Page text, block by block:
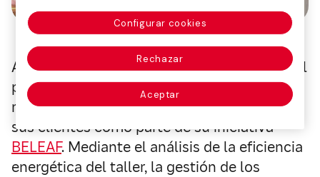
Axalta es un socio global de CESVIMAP y del
programa Move2Green, y proporciona
recursos de sostenibilidad y experiencia a
sus clientes como parte de su iniciativa
BELEAF. Mediante el análisis de la eficiencia
energética del taller, la gestión de los
Configurar cookies
Rechazar
Aceptar